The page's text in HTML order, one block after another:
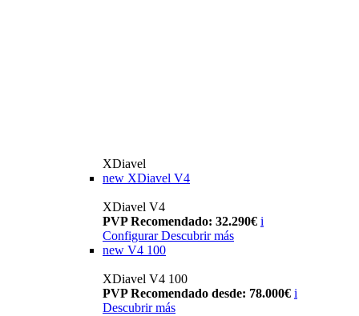
XDiavel
new XDiavel V4
XDiavel V4
PVP Recomendado: 32.290€ i
Configurar Descubrir más
new V4 100
XDiavel V4 100
PVP Recomendado desde: 78.000€ i
Descubrir más